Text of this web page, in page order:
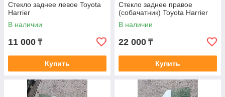
Стекло заднее левое Toyota
Harrier
В наличии
11 000 ₸
Купить
Стекло заднее правое
(собачатник) Toyota Harrier
В наличии
22 000 ₸
Купить